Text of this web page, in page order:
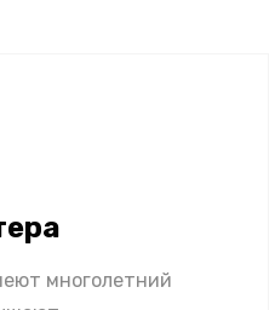
многолетний